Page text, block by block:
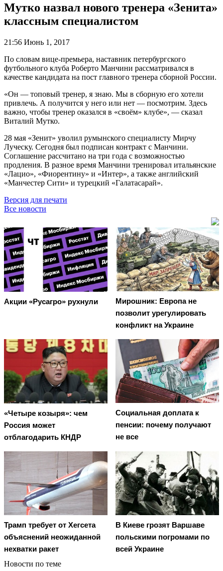
Мутко назвал нового тренера «Зенита»
классным специалистом
21:56 Июнь 1, 2017
По словам вице-премьера, наставник петербургского
футбольного клуба Роберто Манчини рассматривался в
качестве кандидата на пост главного тренера сборной России.
«Он — топовый тренер, я знаю. Мы в сборную его хотели
привлечь. А получится у него или нет — посмотрим. Здесь
важно, чтобы тренер оказался в «своём» клубе», — сказал
Виталий Мутко.
28 мая «Зенит» уволил румынского специалисту Мирчу
Луческу. Сегодня был подписан контракт с Манчини.
Соглашение рассчитано на три года с возможностью
продления. В разное время Манчини тренировал итальянские
«Лацио», «Фиорентину» и «Интер», а также английский
«Манчестер Сити» и турецкий «Галатасарай».
Версия для печати
Все новости
Акции «Русагро» рухнули
Мирошник: Европа не
позволит урегулировать
конфликт на Украине
«Четыре козыря»: чем
Россия может
отблагодарить КНДР
Социальная доплата к
пенсии: почему получают
не все
Трамп требует от Хегсета
объяснений неожиданной
нехватки ракет
В Киеве грозят Варшаве
польскими погромами по
всей Украине
Новости по теме